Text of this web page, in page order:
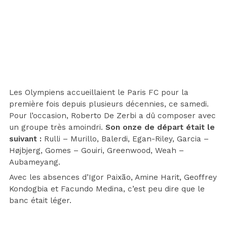
Les Olympiens accueillaient le Paris FC pour la
première fois depuis plusieurs décennies, ce samedi.
Pour l’occasion, Roberto De Zerbi a dû composer avec
un groupe très amoindri. Son onze de départ était le
suivant : Rulli – Murillo, Balerdi, Egan-Riley, Garcia –
Højbjerg, Gomes – Gouiri, Greenwood, Weah –
Aubameyang.
Avec les absences d’Igor Paixão, Amine Harit, Geoffrey
Kondogbia et Facundo Medina, c’est peu dire que le
banc était léger.